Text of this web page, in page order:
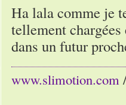
Ha lala comme je
tellement
dans un futur
www.slimotion.com